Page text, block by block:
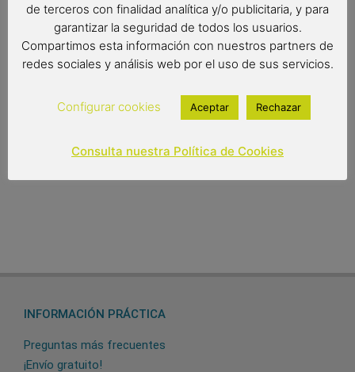
Radio de tela: 61 cm.
Diámetro de tela: 103 cm.
INFORMACIÓN PRÁCTICA
Preguntas más frecuentes
¡Envío gratuito!
de terceros con finalidad analítica y/o publicitaria, y para
garantizar la seguridad de todos los usuarios.
Compartimos esta información con nuestros partners de
redes sociales y análisis web por el uso de sus servicios.
Configurar cookies Aceptar Rechazar
Consulta nuestra Política de Cookies